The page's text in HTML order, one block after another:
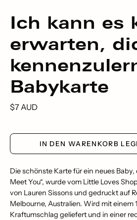
Ich kann es
erwarten,
Babykarte
$7 AUD
IN DEN WARENKORB
Die schönste Karte für ein neues
Meet You“, wurde vom Little Loves
von Lauren Sissons und gedruckt auf
Melbourne, Australien. Wird mit einem
Kraftumschlag geliefert und in einer